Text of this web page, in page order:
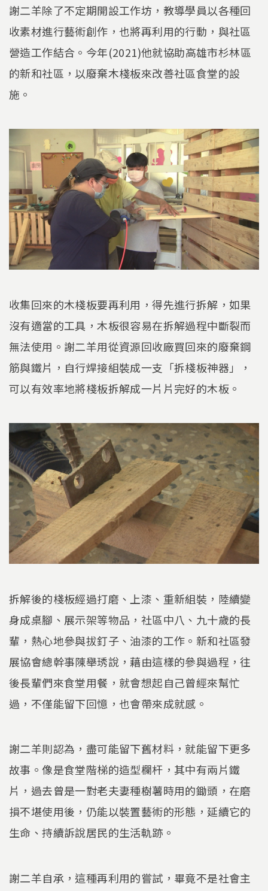
謝二羊除了不定期開設工作坊，教導學員以各種回
收素材進行藝術創作，也將再利用的行動，與社區
營造工作結合。今年(2021)他就協助高雄市杉林區
的新和社區，以廢棄木棧板來改善社區食堂的設
施。
收集回來的木棧板要再利用，得先進行拆解，如果
沒有適當的工具，木板很容易在拆解過程中斷裂而
無法使用。謝二羊用從資源回收廠買回來的廢棄鋼
筋與鐵片，自行焊接組裝成一支「拆棧板神器」，
可以有效率地將棧板拆解成一片片完好的木板。
拆解後的棧板經過打磨、上漆、重新組裝，陸續變
身成桌腳、展示架等物品，社區中八、九十歲的長
輩，熱心地參與拔釘子、油漆的工作。新和社區發
展協會總幹事陳舉琇說，藉由這樣的參與過程，往
後長輩們來食堂用餐，就會想起自己曾經來幫忙
過，不僅能留下回憶，也會帶來成就感。
謝二羊則認為，盡可能留下舊材料，就能留下更多
故事。像是食堂階梯的造型欄杆，其中有兩片鐵
片，過去曾是一對老夫妻種樹薯時用的鋤頭，在磨
損不堪使用後，仍能以裝置藝術的形態，延續它的
生命、持續訴說居民的生活軌跡。
謝二羊自承，這種再利用的嘗試，畢竟不是社會主